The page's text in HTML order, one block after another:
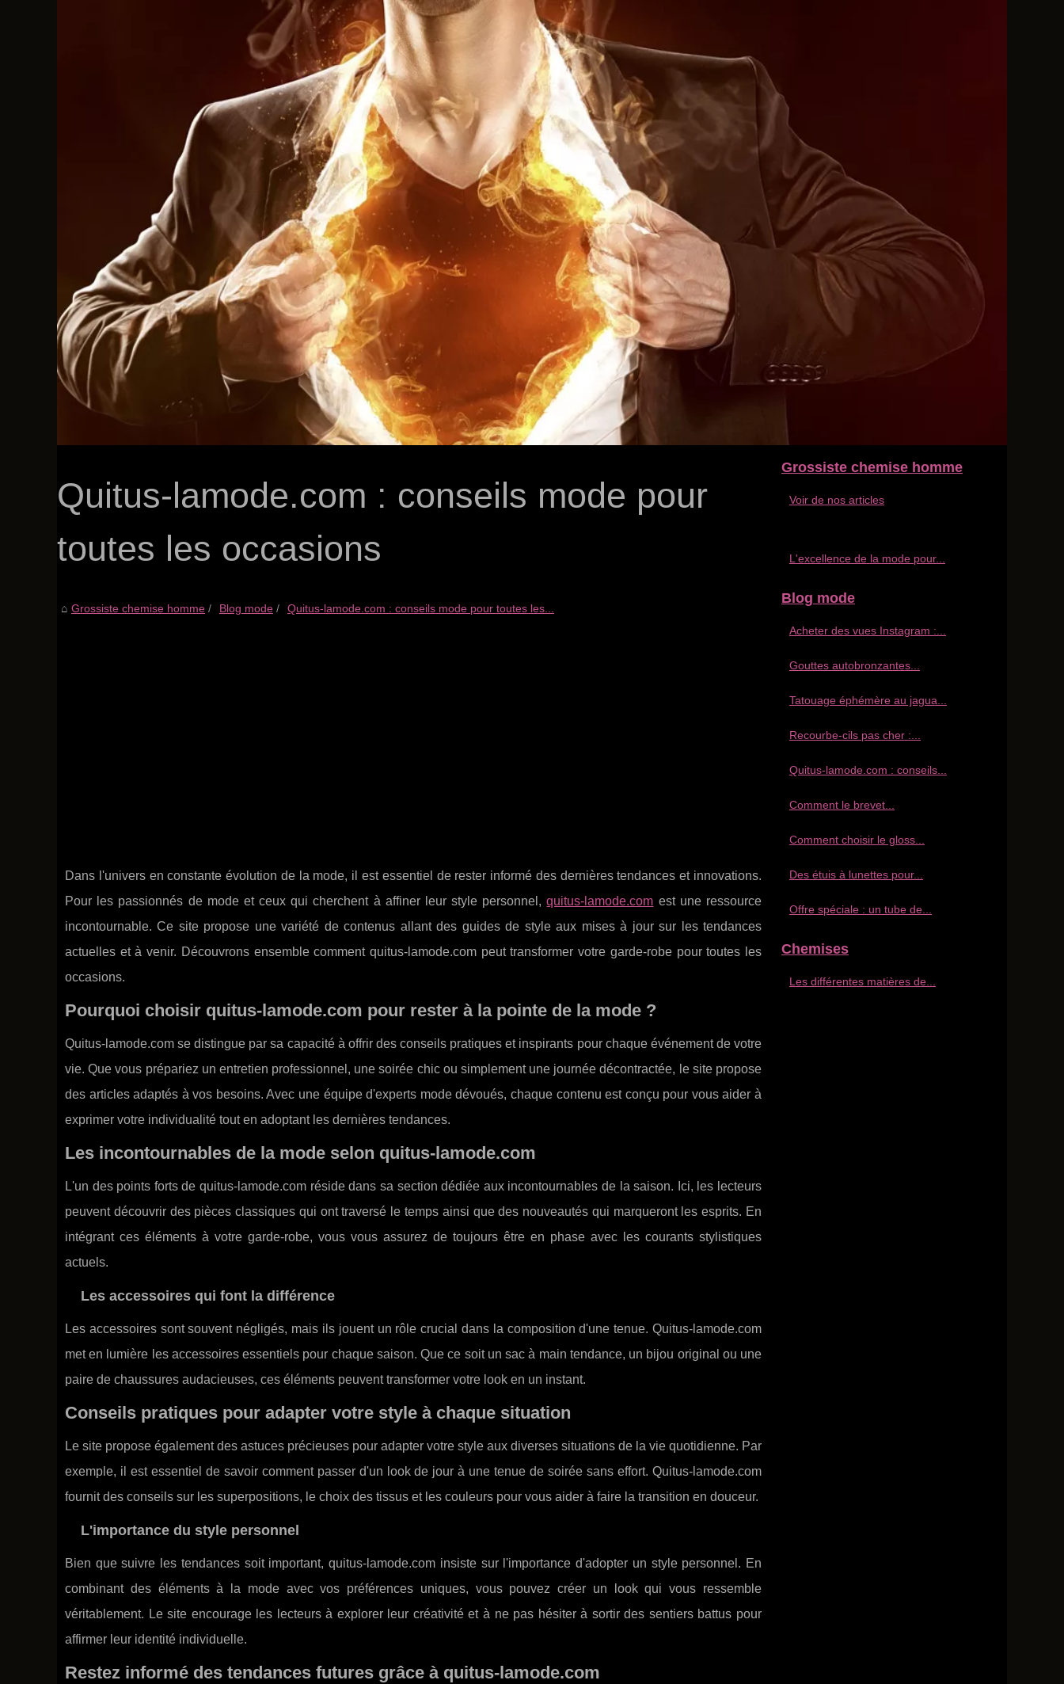
Quitus-lamode.com : conseils mode pour
toutes les occasions
Grossiste chemise homme Blog mode Quitus-lamode.com : conseils mode pour toutes les...
Dans l'univers en constante évolution de la mode, il est essentiel de rester informé des dernières tendances et innovations.
Pour les passionnés de mode et ceux qui cherchent à affiner leur style personnel,quitus-lamode.com est une ressource
incontournable. Ce site propose une variété de contenus allant des guides de style aux mises à jour sur les tendances
actuelles et à venir. Découvrons ensemble comment quitus-lamode.com peut transformer votre garde-robe pour toutes les
occasions.
Pourquoi choisir quitus-lamode.com pour rester à la pointe de la mode ?
Quitus-lamode.com se distingue par sa capacité à offrir des conseils pratiques et inspirants pour chaque événement de votre
vie. Que vous prépariez un entretien professionnel, une soirée chic ou simplement une journée décontractée, le site propose
des articles adaptés à vos besoins. Avec une équipe d'experts mode dévoués, chaque contenu est conçu pour vous aider à
exprimer votre individualité tout en adoptant les dernières tendances.
Les incontournables de la mode selon quitus-lamode.com
L'un des points forts de quitus-lamode.com réside dans sa section dédiée aux incontournables de la saison. Ici, les lecteurs
peuvent découvrir des pièces classiques qui ont traversé le temps ainsi que des nouveautés qui marqueront les esprits. En
intégrant ces éléments à votre garde-robe, vous vous assurez de toujours être en phase avec les courants stylistiques
actuels.
Les accessoires qui font la différence
Les accessoires sont souvent négligés, mais ils jouent un rôle crucial dans la composition d'une tenue. Quitus-lamode.com
met en lumière les accessoires essentiels pour chaque saison. Que ce soit un sac à main tendance, un bijou original ou une
paire de chaussures audacieuses, ces éléments peuvent transformer votre look en un instant.
Conseils pratiques pour adapter votre style à chaque situation
Le site propose également des astuces précieuses pour adapter votre style aux diverses situations de la vie quotidienne. Par
exemple, il est essentiel de savoir comment passer d'un look de jour à une tenue de soirée sans effort. Quitus-lamode.com
fournit des conseils sur les superpositions, le choix des tissus et les couleurs pour vous aider à faire la transition en douceur.
L'importance du style personnel
Bien que suivre les tendances soit important, quitus-lamode.com insiste sur l'importance d'adopter un style personnel. En
combinant des éléments à la mode avec vos préférences uniques, vous pouvez créer un look qui vous ressemble
véritablement. Le site encourage les lecteurs à explorer leur créativité et à ne pas hésiter à sortir des sentiers battus pour
affirmer leur identité individuelle.
Restez informé des tendances futures grâce à quitus-lamode.com
Grossiste chemise homme
Voir de nos articles
L'excellence de la mode pour...
Blog mode
Acheter des vues Instagram :...
Gouttes autobronzantes...
Tatouage éphémère au jagua...
Recourbe‑cils pas cher :...
Quitus-lamode.com : conseils...
Comment le brevet...
Comment choisir le gloss...
Des étuis à lunettes pour...
Offre spéciale : un tube de...
Chemises
Les différentes matières de...